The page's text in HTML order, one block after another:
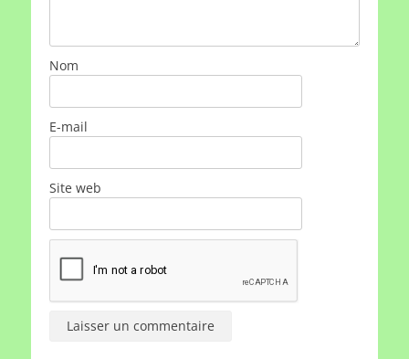
Nom
E-mail
Site web